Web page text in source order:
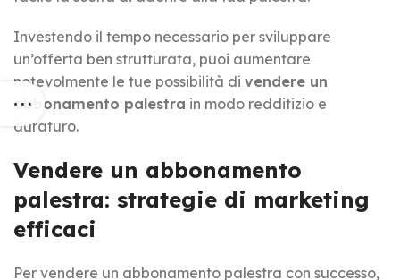
Investendo il tempo necessario per sviluppare
un’offerta ben strutturata, puoi aumentare
notevolmente le tue possibilità di vendere un
abbonamento palestra in modo redditizio e
duraturo.
Vendere un abbonamento
palestra: strategie di marketing
efficaci
Per vendere un abbonamento palestra con successo,